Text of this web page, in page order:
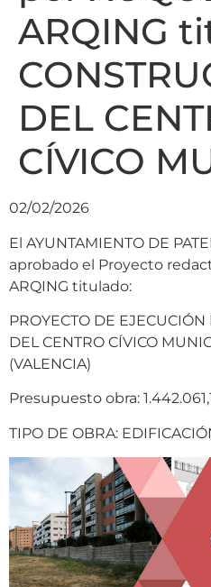
ARQING
DEL
CÍVICO
02/02/2026
El AYUNTAMIENTO DE
aprobado el Proyecto
ARQING titulado:
PROYECTO DE
DEL CENTRO CÍVICO
(VALENCIA)
Presupuesto obra:
TIPO DE OBRA: